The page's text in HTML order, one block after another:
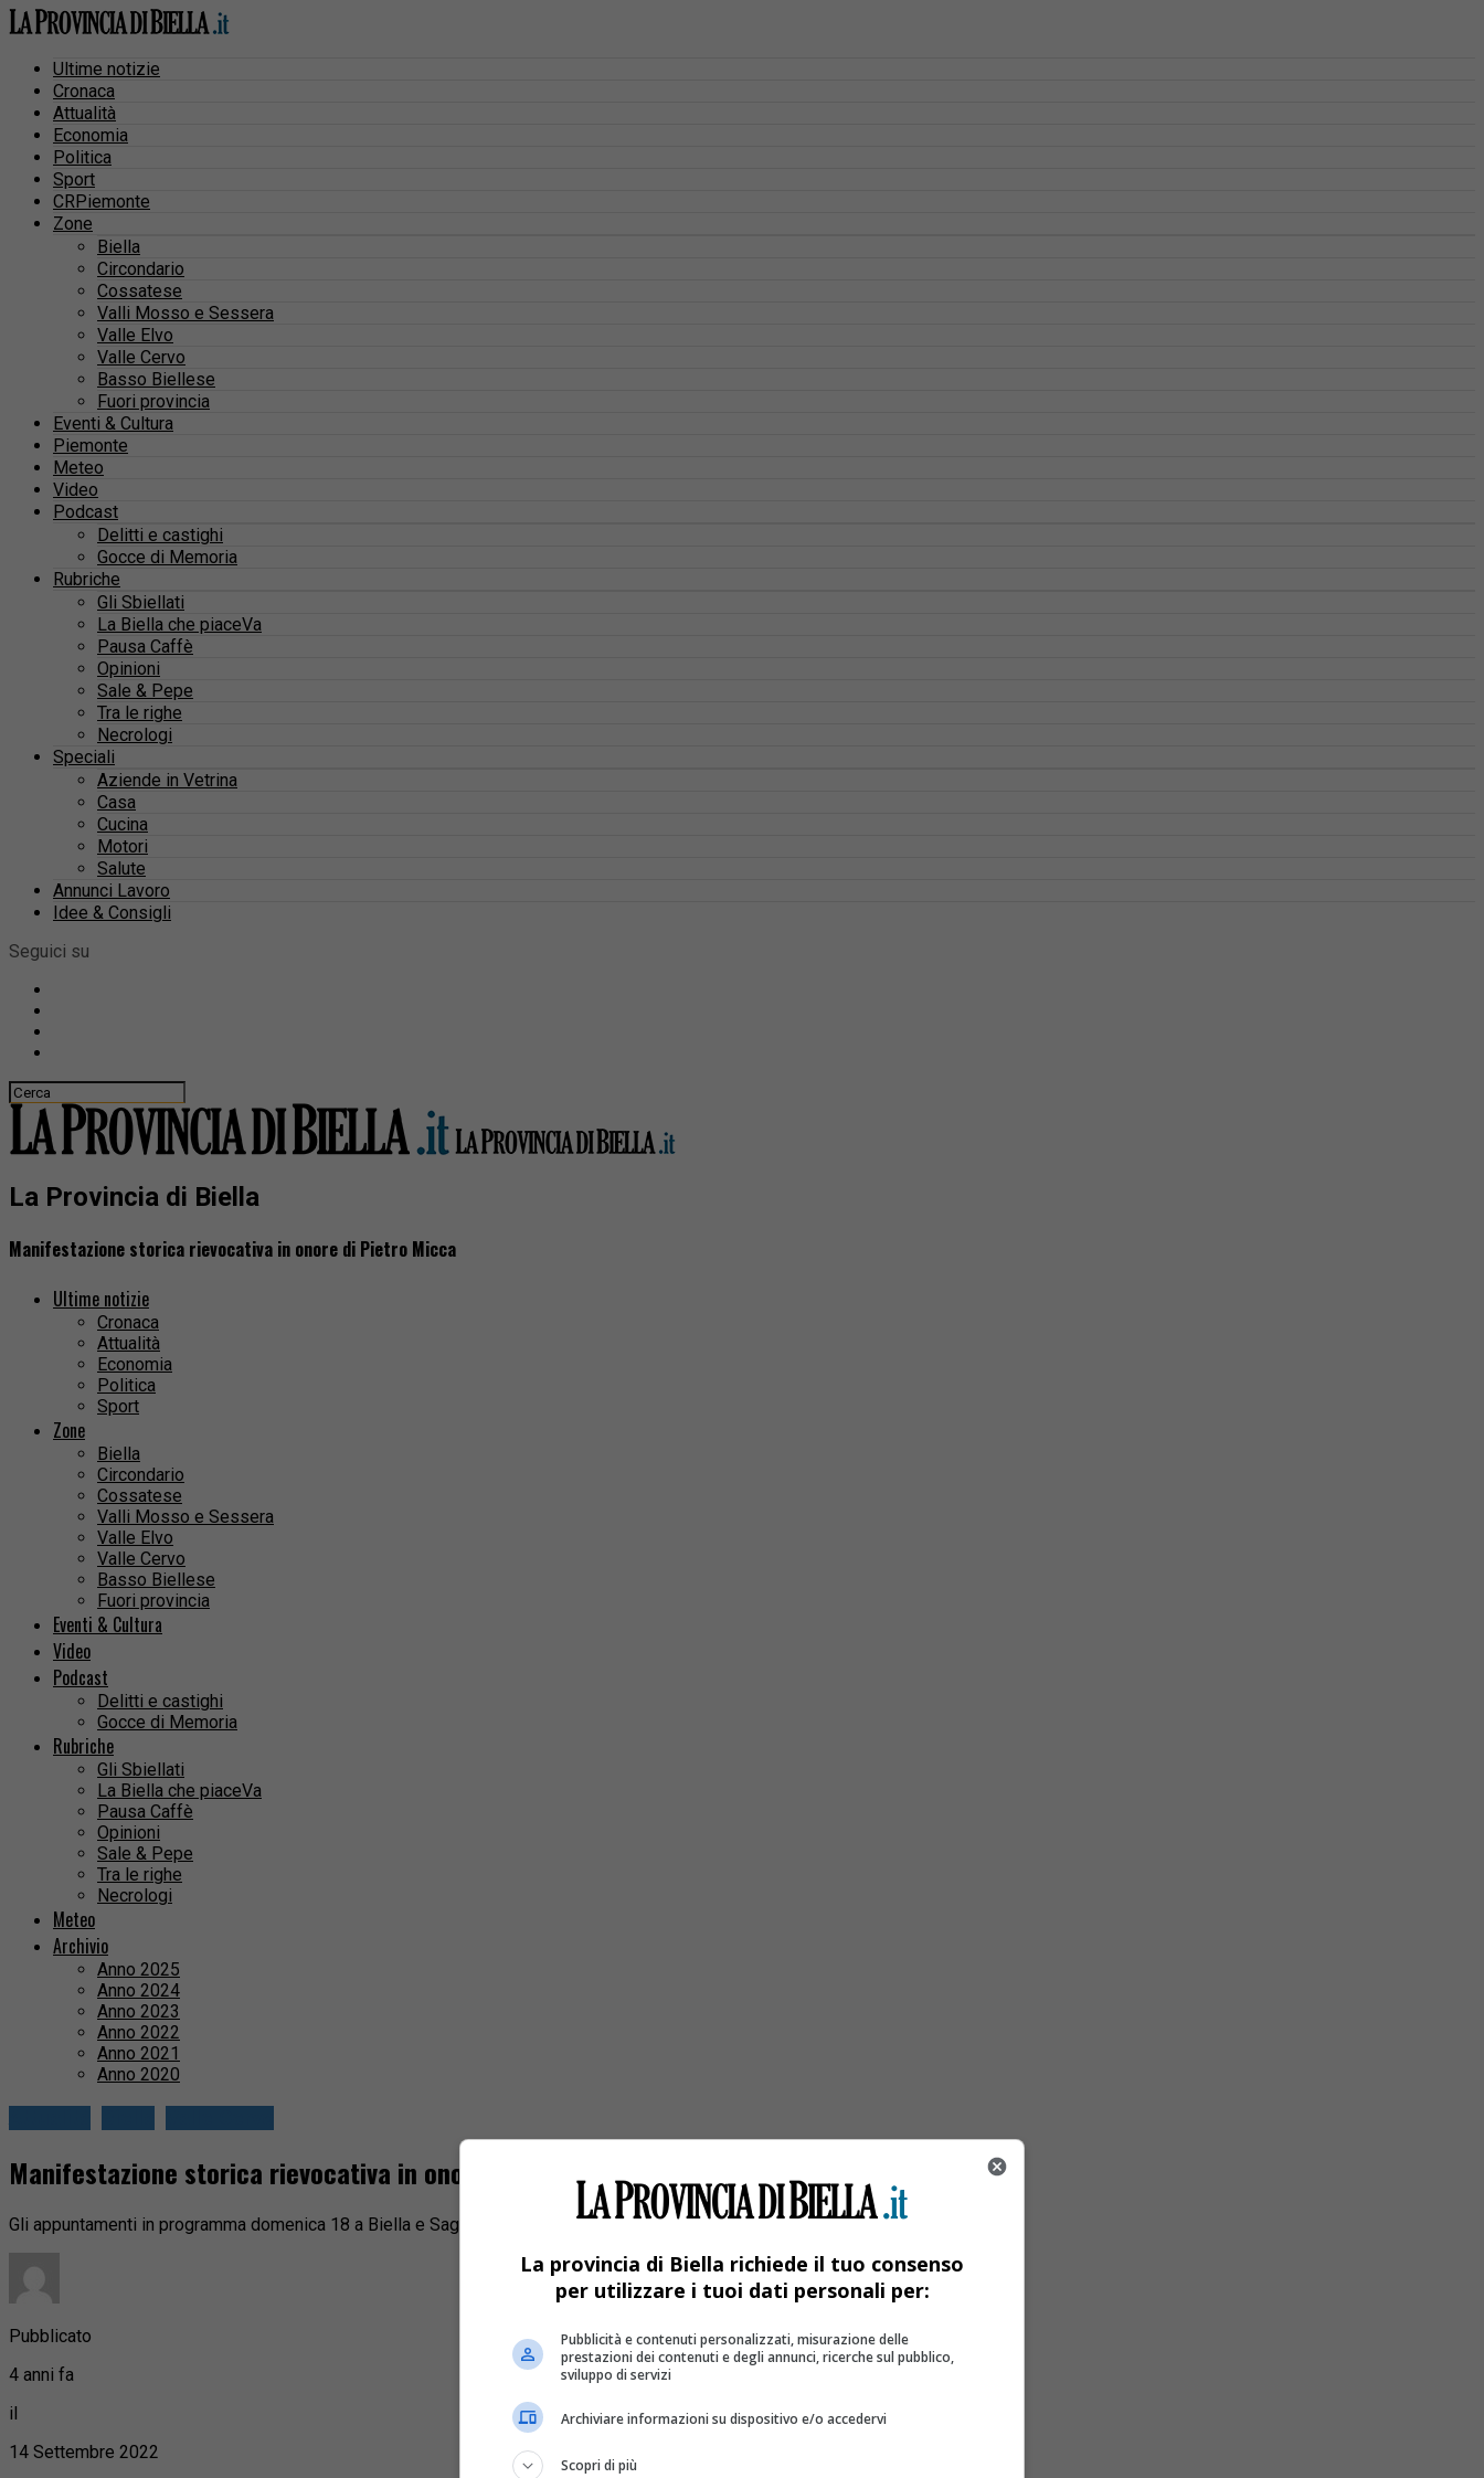
Ultime notizie
Cronaca
Attualità
Economia
Politica
Sport
CRPiemonte
Zone
Biella
Circondario
Cossatese
Valli Mosso e Sessera
Valle Elvo
Valle Cervo
Basso Biellese
Fuori provincia
Eventi & Cultura
Piemonte
Meteo
Video
Podcast
Delitti e castighi
Gocce di Memoria
Rubriche
Gli Sbiellati
La Biella che piaceVa
Pausa Caffè
Opinioni
Sale & Pepe
Tra le righe
Necrologi
Speciali
Aziende in Vetrina
Casa
Cucina
Motori
Salute
Annunci Lavoro
Idee & Consigli
Seguici su
La Provincia di Biella
Manifestazione storica rievocativa in onore di Pietro Micca
Ultime notizie
Cronaca
Attualità
Economia
Politica
Sport
Zone
Biella
Circondario
Cossatese
Valli Mosso e Sessera
Valle Elvo
Valle Cervo
Basso Biellese
Fuori provincia
Eventi & Cultura
Video
Podcast
Delitti e castighi
Gocce di Memoria
Rubriche
Gli Sbiellati
La Biella che piaceVa
Pausa Caffè
Opinioni
Sale & Pepe
Tra le righe
Necrologi
Meteo
Archivio
Anno 2025
Anno 2024
Anno 2023
Anno 2022
Anno 2021
Anno 2020
Manifestazione storica rievocativa in onore di Pietro Micca
Gli appuntamenti in programma domenica 18 a Biella e Sagliano Micca.
Pubblicato
4 anni fa
il
14 Settembre 2022
La provincia di Biella richiede il tuo consenso
per utilizzare i tuoi dati personali per:
Pubblicità e contenuti personalizzati, misurazione delle
prestazioni dei contenuti e degli annunci, ricerche sul pubblico,
sviluppo di servizi
Archiviare informazioni su dispositivo e/o accedervi
Scopri di più